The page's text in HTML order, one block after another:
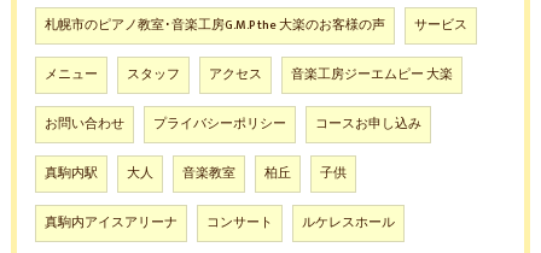
札幌市のピアノ教室･音楽工房G.M.P the 大楽のお客様の声 サービス
メニュー スタッフ アクセス 音楽工房ジーエムピー 大楽
お問い合わせ プライバシーポリシー コースお申し込み
真駒内駅 大人 音楽教室 柏丘 子供
真駒内アイスアリーナ コンサート ルケレスホール